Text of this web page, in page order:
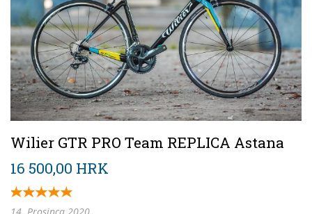
Wilier GTR PRO Team REPLICA Astana
16 500,00 HRK